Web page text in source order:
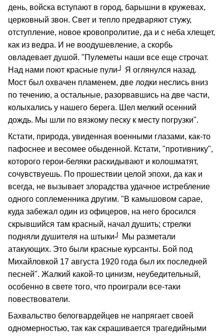
день, войска вступают в город, барышни в кружевах,
церковный звон. Свет и тепло предваряют стужу,
отступление, новое кровопролитие, да и с неба хлещет,
как из ведра. И не воодушевление, а скорбь
овладевает душой. "Пулеметы наши все еще строчат.
Над нами поют красные пули┘ Я оглянулся назад.
Мост был охвачен пламенем, две лодки неслись вниз
по течению, а остальные, разорвавшись на две части,
колыхались у нашего берега. Шел мелкий осенний
дождь. Мы шли по вязкому песку к месту погрузки".
Кстати, природа, увиденная военными глазами, как-то
пафоснее и весомее обыденной. Кстати, "противнику",
которого герои-беляки раскидывают и колошматят,
сочувствуешь. По прошествии целой эпохи, да как и
всегда, не вызывает злорадства удачное истребление
одного соплеменника другим. "В камышовом сарае,
куда забежал один из офицеров, на него бросился
скрывшийся там красный, начал душить; стрелки
подняли душителя на штыки┘ Мы разметали
атакующих. Это были красные курсанты. Бой под
Михайловкой 17 августа 1920 года был их последней
песней". Жалкий какой-то цинизм, неубедительный,
особенно в свете того, что проиграли все-таки
повествователи.
Бахвальство белогвардейцев не напрягает своей
одномерностью, так как скрашивается трагедийными